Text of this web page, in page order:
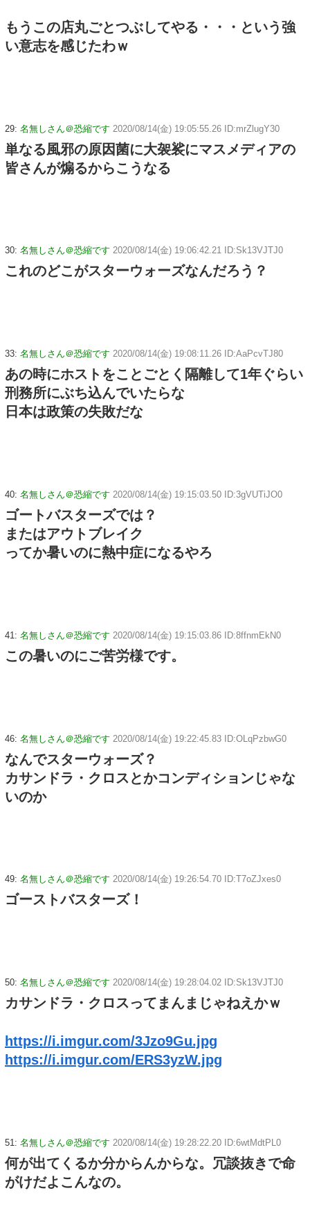
もうこの店丸ごとつぶしてやる・・・という強
い意志を感じたわｗ
29: 名無しさん＠恐縮です 2020/08/14(金) 19:05:55.26 ID:mrZlugY30
単なる風邪の原因菌に大袈裟にマスメディアの
皆さんが煽るからこうなる
30: 名無しさん＠恐縮です 2020/08/14(金) 19:06:42.21 ID:Sk13VJTJ0
これのどこがスターウォーズなんだろう？
33: 名無しさん＠恐縮です 2020/08/14(金) 19:08:11.26 ID:AaPcvTJ80
あの時にホストをことごとく隔離して1年ぐらい
刑務所にぶち込んでいたらな
日本は政策の失敗だな
40: 名無しさん＠恐縮です 2020/08/14(金) 19:15:03.50 ID:3gVUTiJO0
ゴートバスターズでは？
またはアウトブレイク
ってか暑いのに熱中症になるやろ
41: 名無しさん＠恐縮です 2020/08/14(金) 19:15:03.86 ID:8ffnmEkN0
この暑いのにご苦労様です。
46: 名無しさん＠恐縮です 2020/08/14(金) 19:22:45.83 ID:OLqPzbwG0
なんでスターウォーズ？
カサンドラ・クロスとかコンディションじゃな
いのか
49: 名無しさん＠恐縮です 2020/08/14(金) 19:26:54.70 ID:T7oZJxes0
ゴーストバスターズ！
50: 名無しさん＠恐縮です 2020/08/14(金) 19:28:04.02 ID:Sk13VJTJ0
カサンドラ・クロスってまんまじゃねえかｗ
https://i.imgur.com/3Jzo9Gu.jpg
https://i.imgur.com/ERS3yzW.jpg
51: 名無しさん＠恐縮です 2020/08/14(金) 19:28:22.20 ID:6wtMdtPL0
何が出てくるか分からんからな。冗談抜きで命
がけだよこんなの。